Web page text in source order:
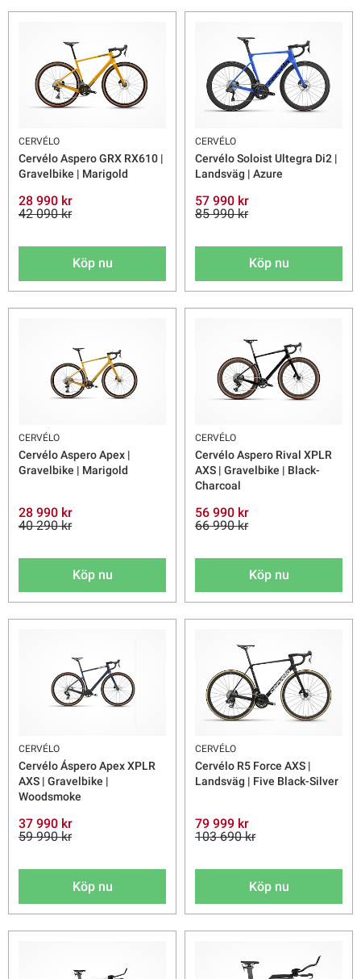
en aerodynamisk tempocykel eller en gravelcykel byggd för
CERVÉLO
Cervélo Aspero GRX RX610 |
Gravelbike | Marigold
28 990 kr
42 090 kr
Köp nu
CERVÉLO
Cervélo Soloist Ultegra Di2 |
Landsväg | Azure
57 990 kr
85 990 kr
Köp nu
CERVÉLO
Cervélo Aspero Apex |
Gravelbike | Marigold
28 990 kr
40 290 kr
Köp nu
CERVÉLO
Cervélo Aspero Rival XPLR
AXS | Gravelbike | Black-
Charcoal
56 990 kr
66 990 kr
Köp nu
CERVÉLO
Cervélo Áspero Apex XPLR
AXS | Gravelbike |
Woodsmoke
37 990 kr
59 990 kr
Köp nu
CERVÉLO
Cervélo R5 Force AXS |
Landsväg | Five Black-Silver
79 999 kr
103 690 kr
Köp nu